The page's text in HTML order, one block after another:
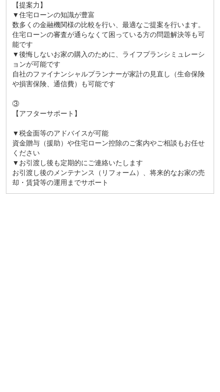
【提案力】
▼住宅ローンの知識が豊富
数多くの金融機関様の比較を行い、最適なご提案を行います。
住宅ローンの審査が通らなくて困っている方の問題解決等も可
能です
▼後悔しないお家の購入のために、ライフプランシミュレーシ
ョンが可能です
自社のファイナンシャルプランナーが家計の見直し（生命保険
や損害保険、通信費）も可能です
③
【アフターサポート】
▼税金面等のアドバイスが可能
資金贈与（援助）や住宅ローン控除のご案内やご相談もお任せ
ください
▼お引渡し後も定期的にご連絡いたします
お引渡し後のメンテナンス（リフォーム）、将来的なお家の売
却・賃貸等の運用までサポート